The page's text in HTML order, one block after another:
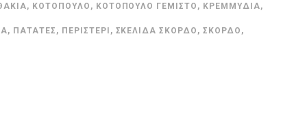
, ΚΟΤΌΠΟΥΛΟ , ΚΟΤΌΠΟΥΛΟ ΓΕΜΙΣΤΌ , ΚΡΕΜΜΎΔΙΑ,
, ΠΑΤΆΤΕΣ , ΠΕΡΙΣΤΈΡΙ , ΣΚΕΛΊΔΑ ΣΚΌΡΔΟ , ΣΚΌΡΔΟ ,